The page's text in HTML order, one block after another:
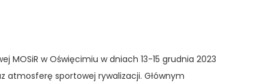
MOSiR w Oświęcimiu w dniach 13-15 grudnia 2023
atmosferę sportowej rywalizacji. Głównym